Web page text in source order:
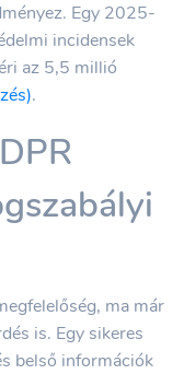
Egy 2025-
incidensek
az 5,5 millió
.
ma már
is. Egy sikeres
belső információk